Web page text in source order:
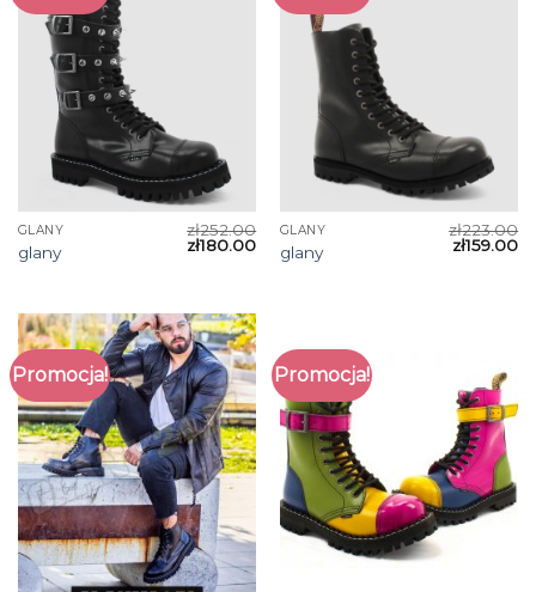
GLANY
glany
zł252.00
zł180.00
GLANY
glany
zł223.00
zł159.00
Promocja! Promocja!